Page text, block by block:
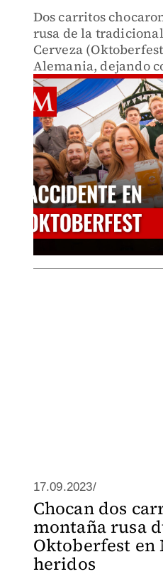
Dos carritos
rusa de la
Cerveza
Alemania, dejando
heridos leves.
17.09.2023/
Chocan dos
montaña rusa
Oktoberfest en
heridos